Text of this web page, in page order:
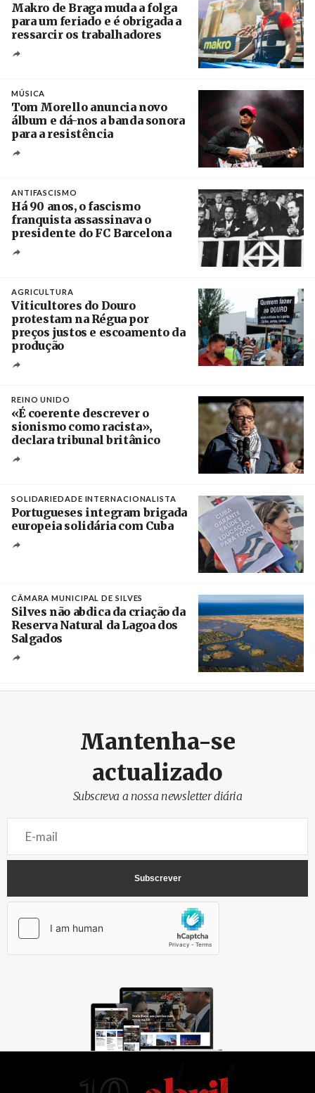
Makro de Braga muda a folga
para um feriado e é obrigada a
ressarcir os trabalhadores
MÚSICA
Tom Morello anuncia novo
álbum e dá-nos a banda sonora
para a resistência
ANTIFASCISMO
Há 90 anos, o fascismo
franquista assassinava o
presidente do FC Barcelona
AGRICULTURA
Viticultores do Douro
protestam na Régua por
preços justos e escoamento da
produção
REINO UNIDO
«É coerente descrever o
sionismo como racista»,
declara tribunal britânico
SOLIDARIEDADE INTERNACIONALISTA
Portugueses integram brigada
europeia solidária com Cuba
CÂMARA MUNICIPAL DE SILVES
Silves não abdica da criação da
Reserva Natural da Lagoa dos
Salgados
Mantenha-se
actualizado
Subscreva a nossa newsletter diária